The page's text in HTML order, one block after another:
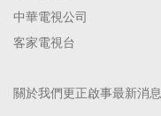
中華電視公司
客家電視台
關於我們更正啟事最新消息